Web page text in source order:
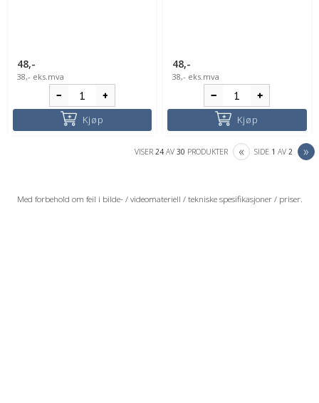
48,-
38,- eks.mva
Kjøp
48,-
38,- eks.mva
Kjøp
VISER 24 AV 30 PRODUKTER «PREVIOUS
SIDE 1 AV 2 »
Med forbehold om feil i bilde- / videomateriell / tekniske spesifikasjoner / priser.